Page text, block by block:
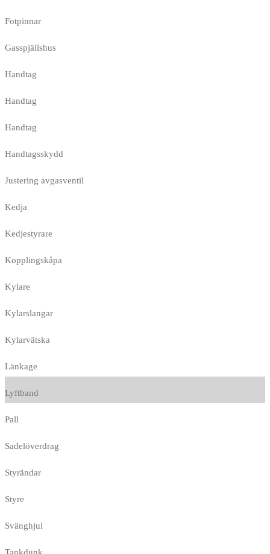
Fotpinnar
Gasspjällshus
Handtag
Handtag
Handtag
Handtagsskydd
Justering avgasventil
Kedja
Kedjestyrare
Kopplingskåpa
Kylare
Kylarslangar
Kylarvätska
Länkage
Lyftband
Pall
Sadelöverdrag
Styrändar
Styre
Svänghjul